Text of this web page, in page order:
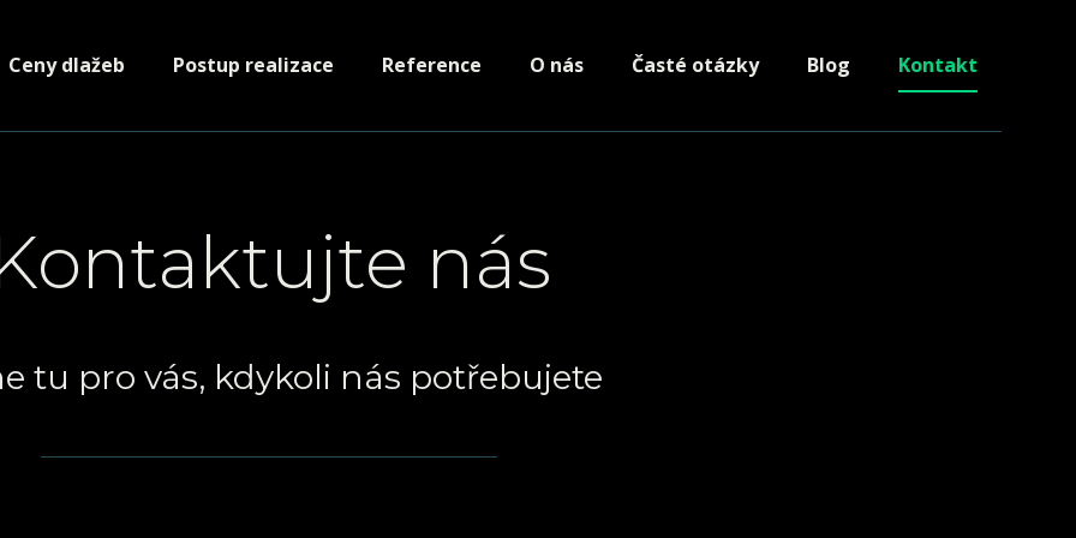
Ceny dlažeb Postup realizace Reference O nás Časté otázky Blog Kontakt
nás
tu pro vás, kdykoli nás potřebujete